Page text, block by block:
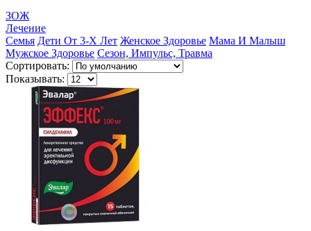
ЗОЖ
Лечение
Семья Дети От 3-Х Лет Женское Здоровье Мама И Малыш
Мужское Здоровье Сезон, Импульс, Травма
Сортировать:
Показывать: